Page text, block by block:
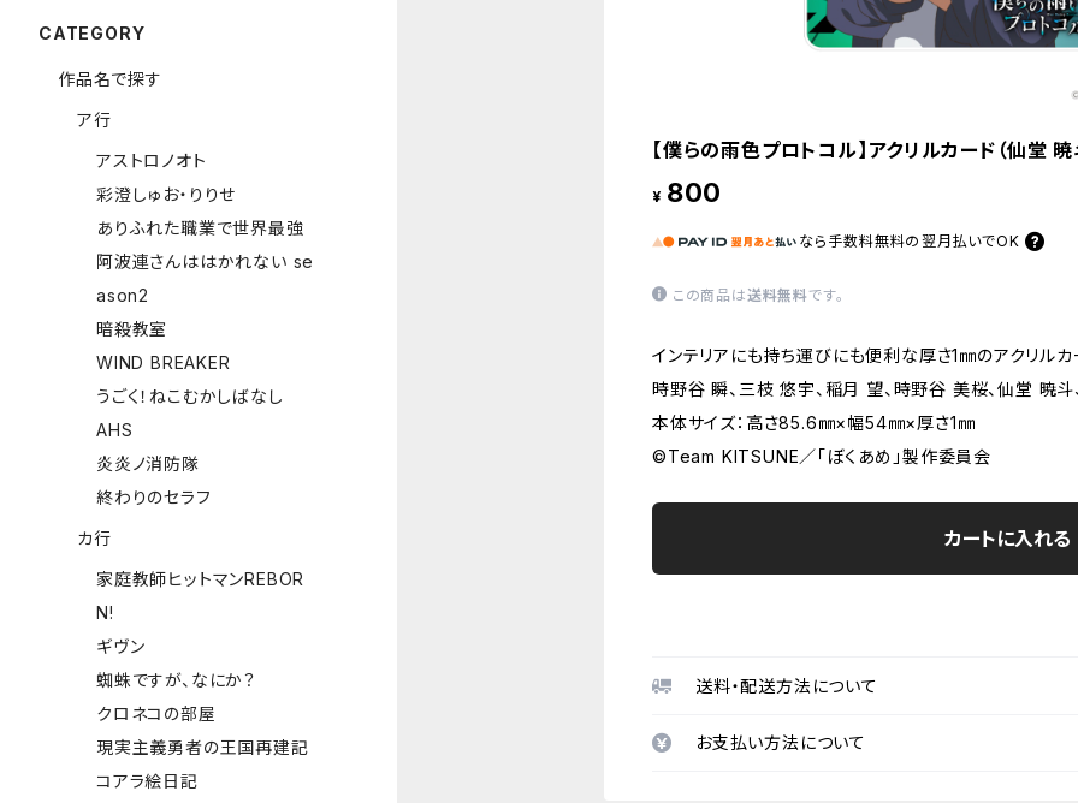
【僕らの雨色プロトコル】アクリルカード（仙堂 暁
¥ 800
なら 手数料無料の 翌月払いでOK
この商品は送料無料です。
インテリアにも持ち運びにも便利な厚さ1㎜のアクリルカ
時野谷 瞬、三枝 悠宇、稲月 望、時野谷 美桜、仙堂 暁
本体サイズ：高さ85.6㎜×幅54㎜×厚さ1㎜
©Team KITSUNE／「ぼくあめ」製作委員会
カートに入れる
送料・配送方法について
お支払い方法について
CATEGORY
作品名で探す
ア行
アストロノオト
彩澄しゅお・りりせ
ありふれた職業で世界最強
阿波連さんははかれない se
ason2
暗殺教室
WIND BREAKER
うごく！ねこむかしばなし
AHS
炎炎ノ消防隊
終わりのセラフ
カ行
家庭教師ヒットマンREBOR
N!
ギヴン
蜘蛛ですが、なにか？
クロネコの部屋
現実主義勇者の王国再建記
コアラ絵日記